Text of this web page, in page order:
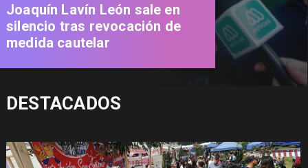
Joaquín Lavín León sale en
silencio tras revocación de
medida cautelar
DESTACADOS